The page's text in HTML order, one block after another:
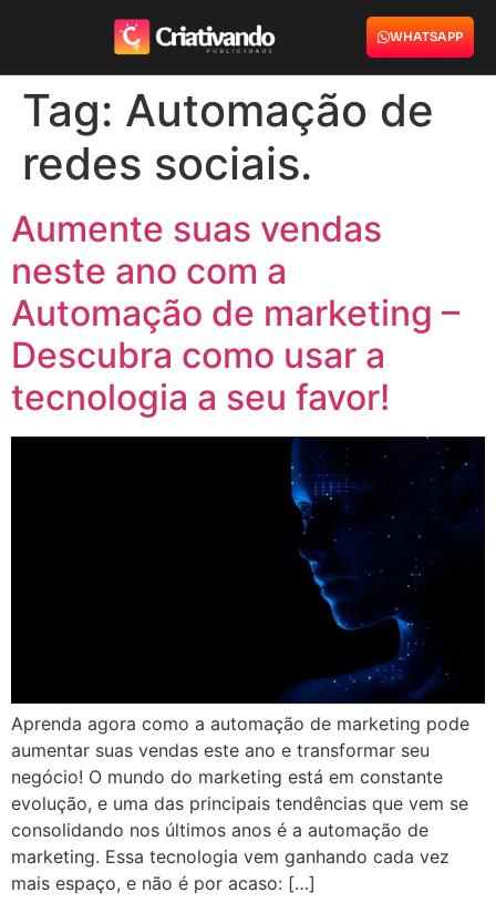
WHATSAPP
Tag: Automação de
redes sociais.
Aumente suas vendas
neste ano com a
Automação de marketing –
Descubra como usar a
tecnologia a seu favor!
Aprenda agora como a automação de marketing pode
aumentar suas vendas este ano e transformar seu
negócio! O mundo do marketing está em constante
evolução, e uma das principais tendências que vem se
consolidando nos últimos anos é a automação de
marketing. Essa tecnologia vem ganhando cada vez
mais espaço, e não é por acaso: […]